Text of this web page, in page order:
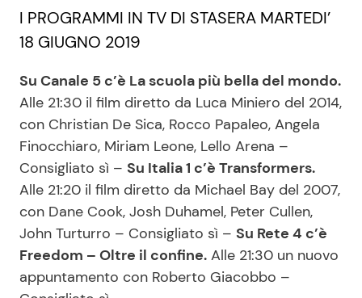
Pubblicità
I PROGRAMMI IN TV DI STASERA MARTEDI’
18 GIUGNO 2019
Su Canale 5 c’è La scuola più bella del mondo.
Alle 21:30 il film diretto da Luca Miniero del 2014,
con Christian De Sica, Rocco Papaleo, Angela
Finocchiaro, Miriam Leone, Lello Arena –
Consigliato sì – Su Italia 1 c’è Transformers.
Alle 21:20 il film diretto da Michael Bay del 2007,
con Dane Cook, Josh Duhamel, Peter Cullen,
John Turturro – Consigliato sì – Su Rete 4 c’è
Freedom – Oltre il confine. Alle 21:30 un nuovo
appuntamento con Roberto Giacobbo –